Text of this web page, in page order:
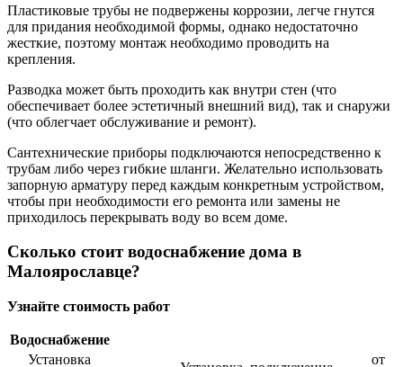
Пластиковые трубы не подвержены коррозии, легче гнутся
для придания необходимой формы, однако недостаточно
жесткие, поэтому монтаж необходимо проводить на
крепления.
Разводка может быть проходить как внутри стен (что
обеспечивает более эстетичный внешний вид), так и снаружи
(что облегчает обслуживание и ремонт).
Сантехнические приборы подключаются непосредственно к
трубам либо через гибкие шланги. Желательно использовать
запорную арматуру перед каждым конкретным устройством,
чтобы при необходимости его ремонта или замены не
приходилось перекрывать воду во всем доме.
Сколько стоит водоснабжение дома в
Малоярославце?
Узнайте стоимость работ
Водоснабжение
Установка
от